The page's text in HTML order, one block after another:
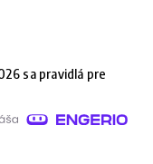
sa pravidlá pre